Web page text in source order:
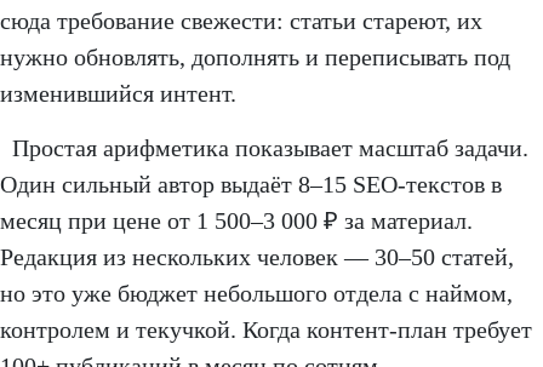
сюда требование свежести: статьи стареют, их
нужно обновлять, дополнять и переписывать под
изменившийся интент.
Простая арифметика показывает масштаб задачи.
Один сильный автор выдаёт 8–15 SEO-текстов в
месяц при цене от 1 500–3 000 ₽ за материал.
Редакция из нескольких человек — 30–50 статей,
но это уже бюджет небольшого отдела с наймом,
контролем и текучкой. Когда контент-план требует